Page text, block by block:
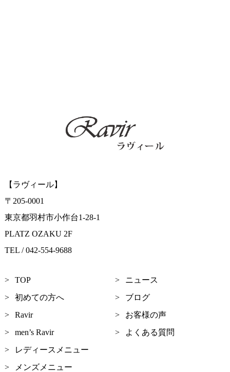
【ラヴィール】
〒205-0001
東京都羽村市小作台1-28-1
PLATZ OZAKU 2F
TEL / 042-554-9688
TOP
ニュース
初めての方へ
ブログ
Ravir
お客様の声
men’s Ravir
よくある質問
レディースメニュー
メンズメニュー